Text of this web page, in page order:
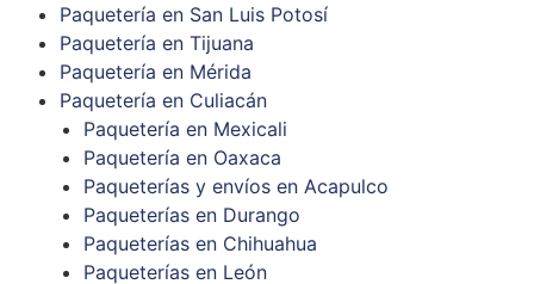
Paquetería en San Luis Potosí
Paquetería en Tijuana
Paquetería en Mérida
Paquetería en Culiacán
Paquetería en Mexicali
Paquetería en Oaxaca
Paqueterías y envíos en Acapulco
Paqueterías en Durango
Paqueterías en Chihuahua
Paqueterías en León